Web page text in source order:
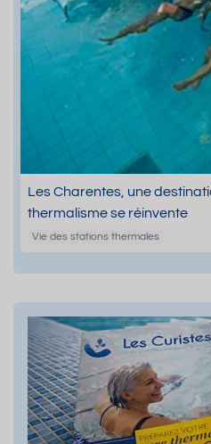
Les Charentes, une
thermalisme se réinvente
Vie des stations thermales